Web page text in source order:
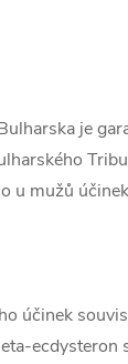
je
mužů
účinek